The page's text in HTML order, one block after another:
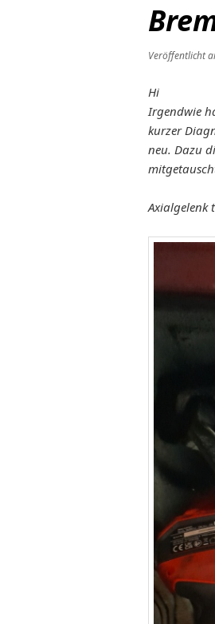
Veröffentlicht
Hi
Irgendwie
kurzer
neu. Dazu
Axialgelenk